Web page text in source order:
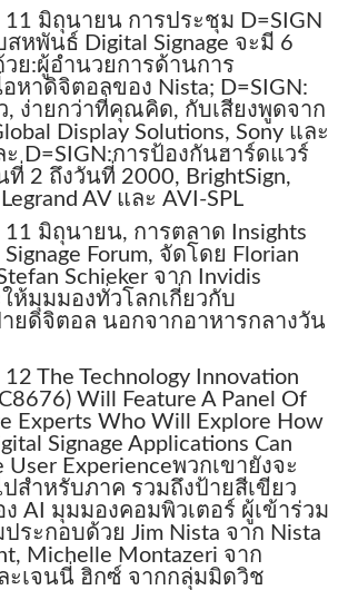
มิถุนายน การประชุม D=SIGN
หพันธ์ Digital Signage จะมี 6
ย:ผู้อํานวยการด้านการ
อหาดิจิตอลของ Nista; D=SIGN:
, ง่ายกว่าที่คุณคิด, กับเสียงพูดจาก
Display Solutions, Sony และ
ะ D=SIGN:การป้องกันฮาร์ดแวร์
2 ถึงวันที่ 2000, BrightSign,
AV และ AVI-SPL
มิถุนายน, การตลาด Insights
Signage Forum, จัดโดย Florian
Schieker จาก Invidis
ให้มุมมองทั่วโลกเกี่ยวกับ
ยดิจิตอล นอกจากอาหารกลางวัน
12 The Technology Innovation
Will Feature A Panel Of
Experts Who Will Explore How
Signage Applications Can
User Experienceพวกเขายังจะ
ปสําหรับภาค รวมถึงป้ายสีเขียว
AI มุมมองคอมพิวเตอร์ ผู้เข้าร่วม
ระกอบด้วย Jim Nista จาก Nista
Michelle Montazeri จาก
ละเจนนี่ ฮิกซ์ จากกลุ่มมิดวิช